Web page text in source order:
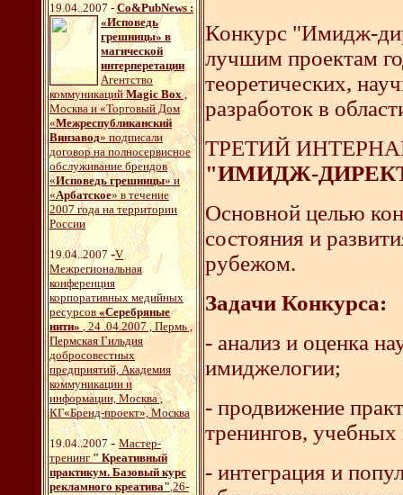
19.04..2007 -Со&PubNews :
«Исповедь
грешницы» в
магической
интерперетации
Агентство
коммуникацийMagic Box,
Москва и «Торговый Дом
«Межреспубликанский
Винзавод» подписали
договор на полносервисное
обслуживание брендов
«Исповедь грешницы» и
«Арбатское» в течение
2007 года на территории
России
19.04..2007 -V
Межрегиональная
конференция
корпоративных медийных
ресурсов «Серебряные
нити» , 24 .04.2007 , Пермь ,
Пермская Гильдия
добросовестных
предприятий, Академия
коммуникации и
информации, Москва ,
КГ«Бренд-проект», Москва
19.04..2007-Мастер-
тренинг" Креативный
практикум. Базовый курс
рекламного креатива",26-
Конкурс "Имидж-
лучшим проектам
теоретических,
разработок в
ТРЕТИЙ
"ИМИДЖ-
Основной целью
состояния и
рубежом.
Задачи Конкурса:
- анализ и оценка
имиджелогии;
- продвижение
тренингов,
- интеграция и